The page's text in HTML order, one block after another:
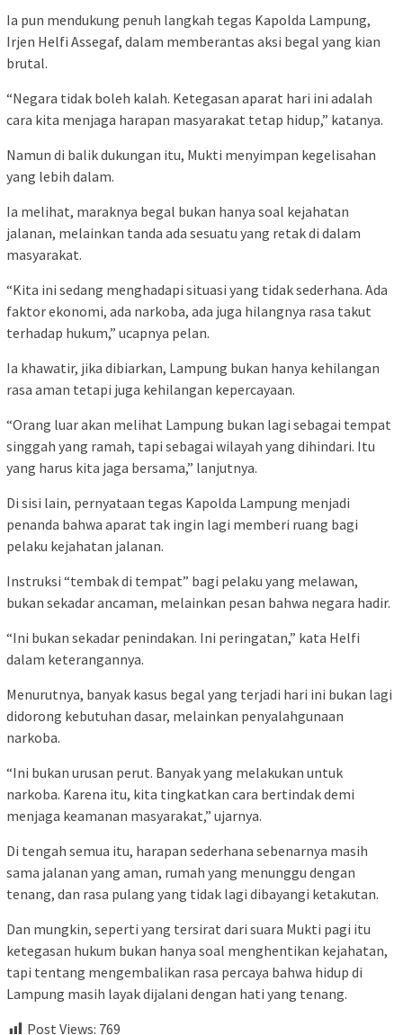
Ia pun mendukung penuh langkah tegas Kapolda Lampung,
Irjen Helfi Assegaf, dalam memberantas aksi begal yang kian
brutal.
“Negara tidak boleh kalah. Ketegasan aparat hari ini adalah
cara kita menjaga harapan masyarakat tetap hidup,” katanya.
Namun di balik dukungan itu, Mukti menyimpan kegelisahan
yang lebih dalam.
Ia melihat, maraknya begal bukan hanya soal kejahatan
jalanan, melainkan tanda ada sesuatu yang retak di dalam
masyarakat.
“Kita ini sedang menghadapi situasi yang tidak sederhana. Ada
faktor ekonomi, ada narkoba, ada juga hilangnya rasa takut
terhadap hukum,” ucapnya pelan.
Ia khawatir, jika dibiarkan, Lampung bukan hanya kehilangan
rasa aman tetapi juga kehilangan kepercayaan.
“Orang luar akan melihat Lampung bukan lagi sebagai tempat
singgah yang ramah, tapi sebagai wilayah yang dihindari. Itu
yang harus kita jaga bersama,” lanjutnya.
Di sisi lain, pernyataan tegas Kapolda Lampung menjadi
penanda bahwa aparat tak ingin lagi memberi ruang bagi
pelaku kejahatan jalanan.
Instruksi “tembak di tempat” bagi pelaku yang melawan,
bukan sekadar ancaman, melainkan pesan bahwa negara hadir.
“Ini bukan sekadar penindakan. Ini peringatan,” kata Helfi
dalam keterangannya.
Menurutnya, banyak kasus begal yang terjadi hari ini bukan lagi
didorong kebutuhan dasar, melainkan penyalahgunaan
narkoba.
“Ini bukan urusan perut. Banyak yang melakukan untuk
narkoba. Karena itu, kita tingkatkan cara bertindak demi
menjaga keamanan masyarakat,” ujarnya.
Di tengah semua itu, harapan sederhana sebenarnya masih
sama jalanan yang aman, rumah yang menunggu dengan
tenang, dan rasa pulang yang tidak lagi dibayangi ketakutan.
Dan mungkin, seperti yang tersirat dari suara Mukti pagi itu
ketegasan hukum bukan hanya soal menghentikan kejahatan,
tapi tentang mengembalikan rasa percaya bahwa hidup di
Lampung masih layak dijalani dengan hati yang tenang.
Post Views: 769